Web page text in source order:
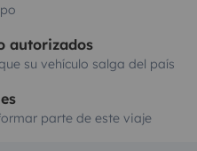
autorizados
su vehículo salga del país
parte de este viaje